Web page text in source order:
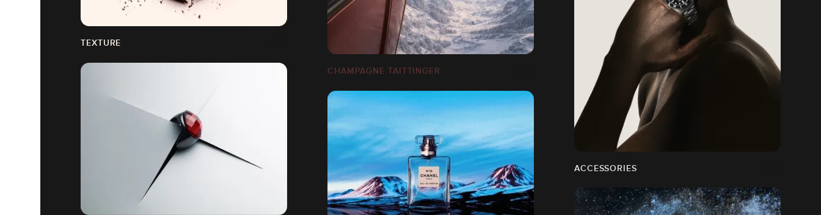
CHAMPAGNE TAITTINGER
ACCESSORIES
TEXTURE